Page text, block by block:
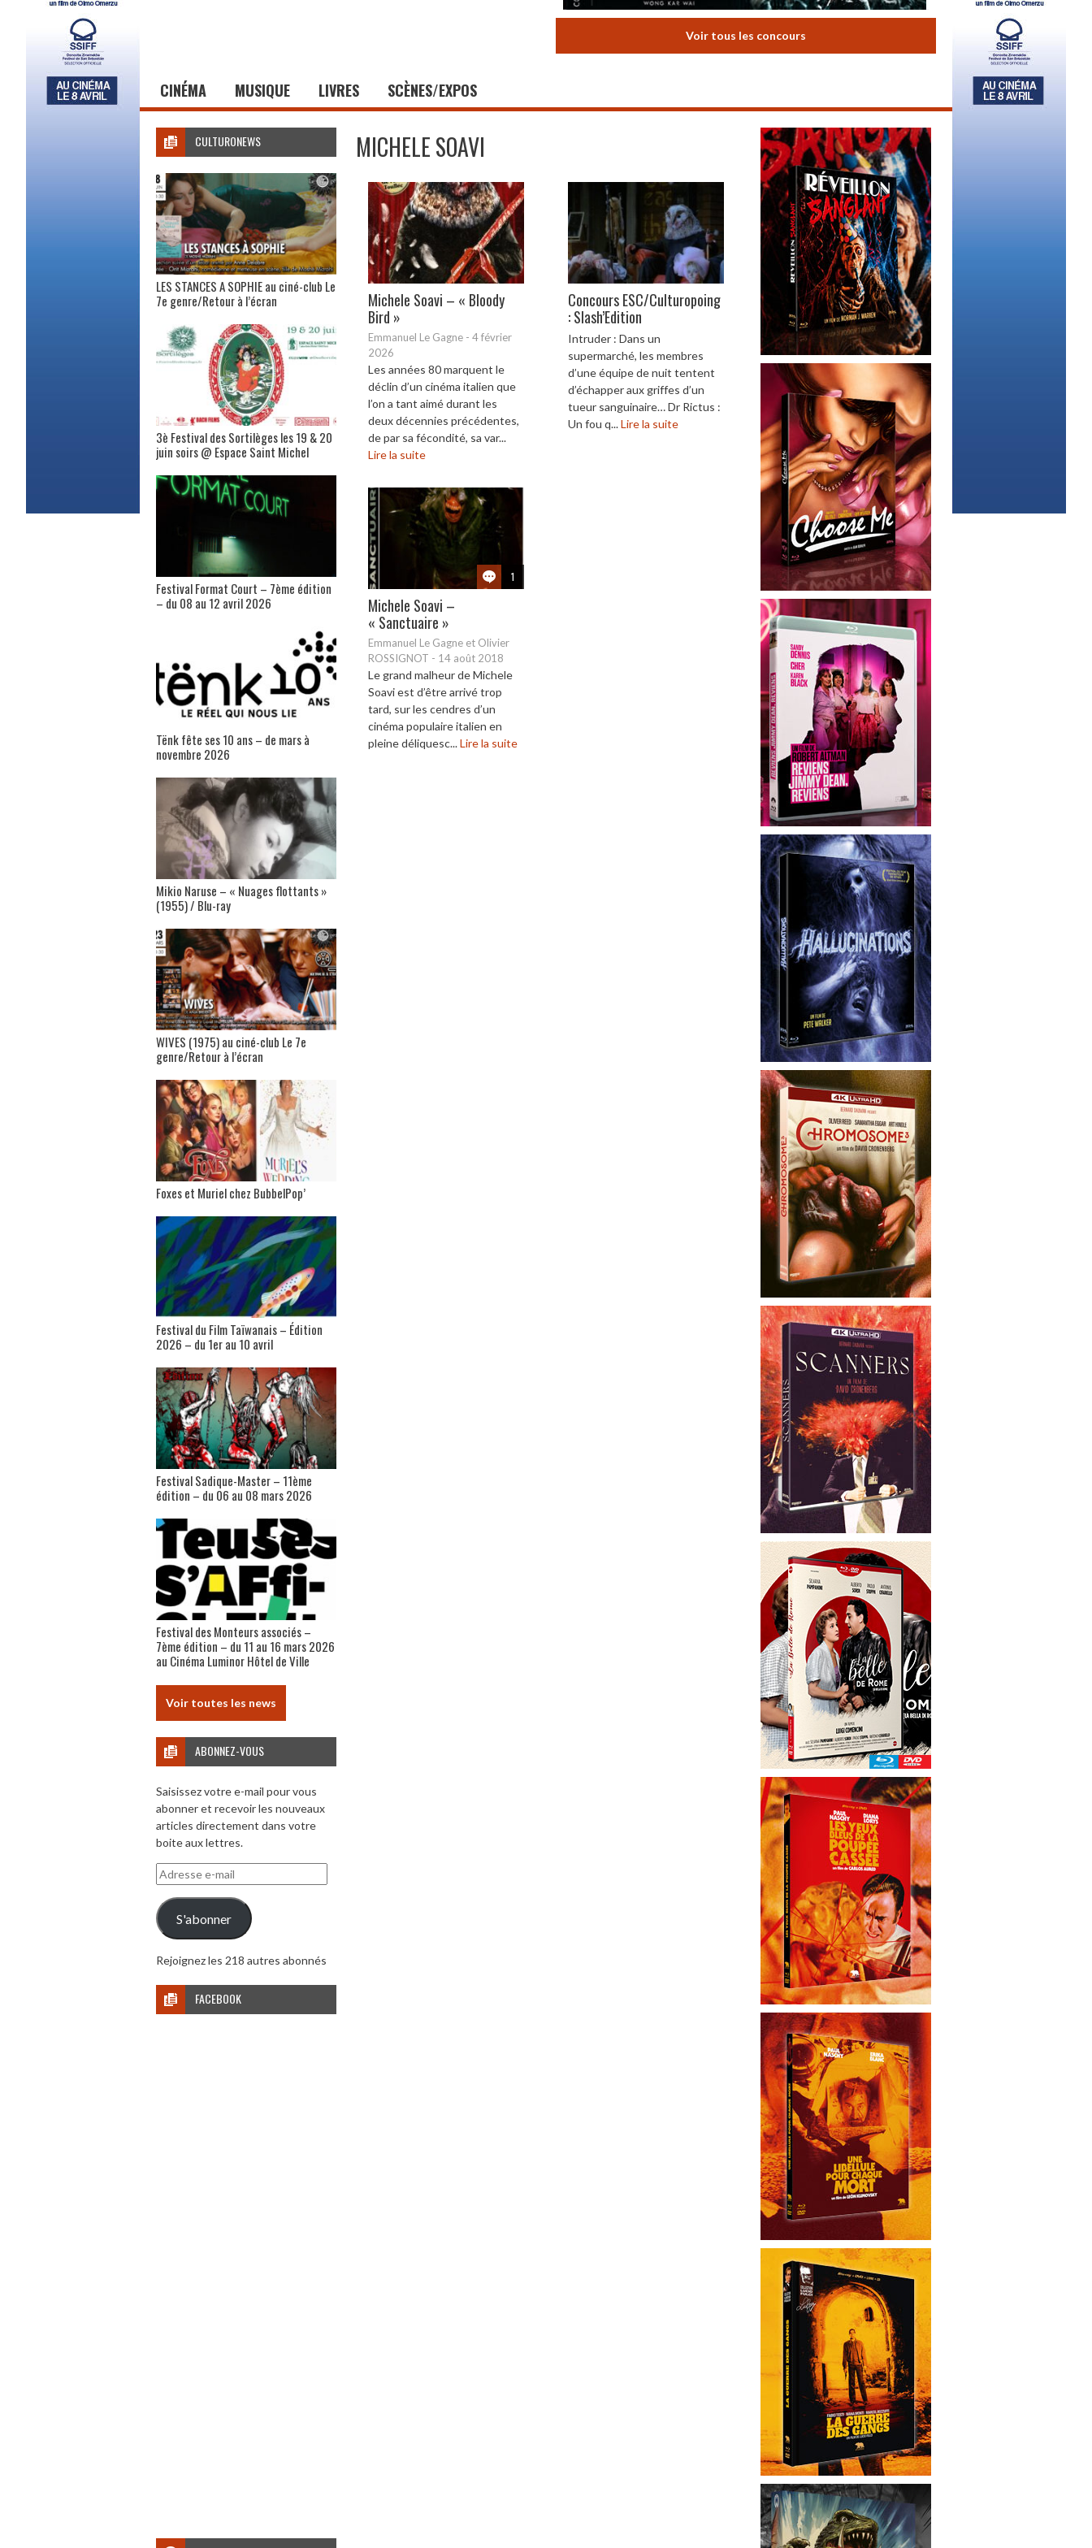
Voir tous les concours
CINÉMA MUSIQUE LIVRES SCÈNES/EXPOS
MICHELE SOAVI
Michele Soavi – « Bloody
Bird »
Emmanuel Le Gagne - 4 février
2026
Les années 80 marquent le
déclin d’un cinéma italien que
l’on a tant aimé durant les
deux décennies précédentes,
de par sa fécondité, sa var...
Lire la suite
Concours ESC/Culturopoing
: Slash’Edition
Intruder : Dans un
supermarché, les membres
d’une équipe de nuit tentent
d’échapper aux griffes d’un
tueur sanguinaire… Dr Rictus :
Un fou q...Lire la suite
1
Michele Soavi –
« Sanctuaire »
Emmanuel Le Gagne et Olivier
ROSSIGNOT - 14 août 2018
Le grand malheur de Michele
Soavi est d’être arrivé trop
tard, sur les cendres d’un
cinéma populaire italien en
pleine déliquesc...Lire la suite
CULTURONEWS
LES STANCES A SOPHIE au ciné-club Le
7e genre/Retour à l’écran
3è Festival des Sortilèges les 19 & 20
juin soirs @ Espace Saint Michel
Festival Format Court – 7ème édition
– du 08 au 12 avril 2026
Tënk fête ses 10 ans – de mars à
novembre 2026
Mikio Naruse – « Nuages flottants »
(1955) / Blu-ray
WIVES (1975) au ciné-club Le 7e
genre/Retour à l’écran
Foxes et Muriel chez BubbelPop’
Festival du Film Taïwanais – Édition
2026 – du 1er au 10 avril
Festival Sadique-Master – 11ème
édition – du 06 au 08 mars 2026
Festival des Monteurs associés –
7ème édition – du 11 au 16 mars 2026
au Cinéma Luminor Hôtel de Ville
Voir toutes les news
ABONNEZ-VOUS
Saisissez votre e-mail pour vous
abonner et recevoir les nouveaux
articles directement dans votre
boite aux lettres.
Adresse
e-
mail
S'abonner
Rejoignez les 218 autres abonnés
FACEBOOK